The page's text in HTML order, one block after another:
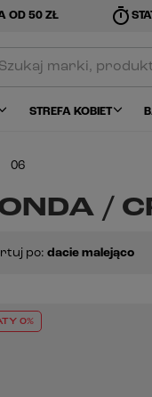
OD 50 ZŁ timer
STREFA KOBIET
06
/
po: dacie malejąco
0%